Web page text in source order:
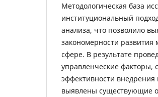
Методологическая база
институциональный
анализа, что позволило
закономерности
сфере. В результате
управленческие
эффективности
выявлены существующие